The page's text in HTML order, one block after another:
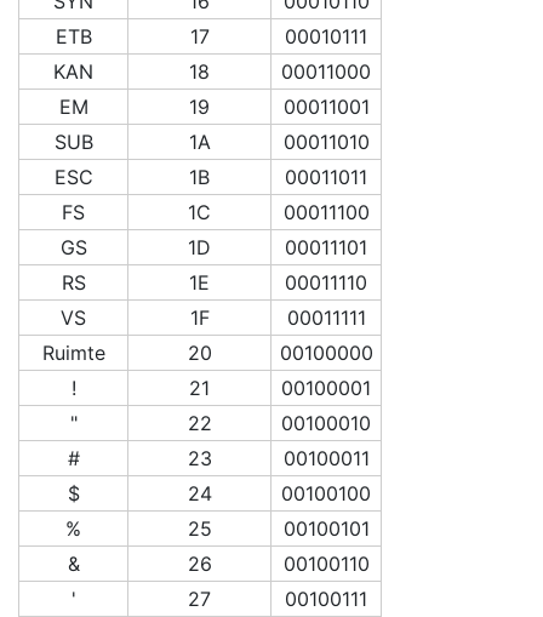
ETB
17
00010111
KAN
18
00011000
EM
19
00011001
SUB
1A
00011010
ESC
1B
00011011
FS
1C
00011100
GS
1D
00011101
RS
1E
00011110
VS
1F
00011111
Ruimte
20
00100000
!
21
00100001
"
22
00100010
#
23
00100011
$
24
00100100
%
25
00100101
&
26
00100110
'
27
00100111